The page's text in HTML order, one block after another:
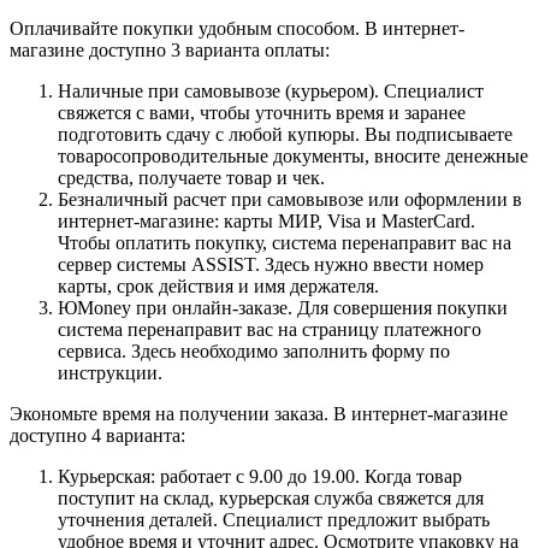
Оплачивайте покупки удобным способом. В интернет-
магазине доступно 3 варианта оплаты:
Наличные при самовывозе (курьером). Специалист
свяжется с вами, чтобы уточнить время и заранее
подготовить сдачу с любой купюры. Вы подписываете
товаросопроводительные документы, вносите денежные
средства, получаете товар и чек.
Безналичный расчет при самовывозе или оформлении в
интернет-магазине: карты МИР, Visa и MasterCard.
Чтобы оплатить покупку, система перенаправит вас на
сервер системы ASSIST. Здесь нужно ввести номер
карты, срок действия и имя держателя.
ЮMoney при онлайн-заказе. Для совершения покупки
система перенаправит вас на страницу платежного
сервиса. Здесь необходимо заполнить форму по
инструкции.
Экономьте время на получении заказа. В интернет-магазине
доступно 4 варианта:
Курьерская: работает с 9.00 до 19.00. Когда товар
поступит на склад, курьерская служба свяжется для
уточнения деталей. Специалист предложит выбрать
удобное время и уточнит адрес. Осмотрите упаковку на